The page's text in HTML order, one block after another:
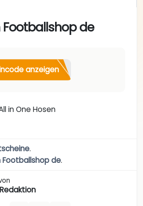
de
anzeigen
in One Hosen
.
Footballshop de.